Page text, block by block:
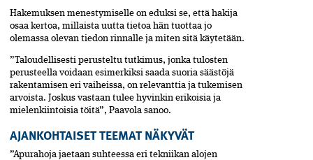
Hakemuksen menestymiselle on eduksi se, että hakija
osaa kertoa, millaista uutta tietoa hän tuottaa jo
olemassa olevan tiedon rinnalle ja miten sitä käytetään.
”Taloudellisesti perusteltu tutkimus, jonka tulosten
perusteella voidaan esimerkiksi saada suoria säästöjä
rakentamisen eri vaiheissa, on relevanttia ja tukemisen
arvoista. Joskus vastaan tulee hyvinkin erikoisia ja
mielenkiintoisia töitä”, Paavola sanoo.
AJANKOHTAISET TEEMAT NÄKYVÄT
”Apurahoja jaetaan suhteessa eri tekniikan alojen